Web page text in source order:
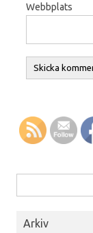
Webbplats
Arkiv